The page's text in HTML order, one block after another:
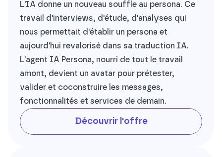
L'IA donne un nouveau souffle au persona. Ce
travail d'interviews, d'étude, d'analyses qui
nous permettait d'établir un persona et
aujourd'hui revalorisé dans sa traduction IA.
L'agent IA Persona, nourri de tout le travail
amont, devient un avatar pour prétester,
valider et coconstruire les messages,
fonctionnalités et services de demain.
Découvrir l'offre